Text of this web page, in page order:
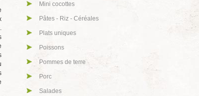
Mini cocottes
Pâtes - Riz - Céréales
Plats uniques
Poissons
Pommes de terre
Porc
Salades